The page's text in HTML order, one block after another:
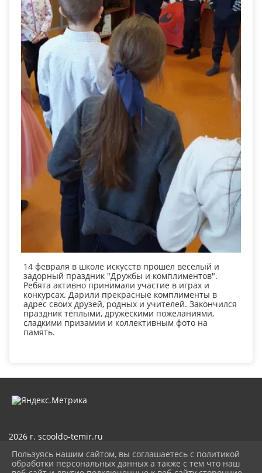
14 февраля в школе искусств прошёл весёлый и
задорный праздник "Дружбы и комплиментов".
Ребята активно принимали участие в играх и
конкурсах. Дарили прекрасные комплименты в
адрес своих друзей, родных и учителей. Закончился
праздник тёплыми, дружескими пожеланиями,
сладкими призамии и коллективным фото на
память.
2026 г. scooldo-temir.ru
Карта сайта
Политика обработки персональных данных
Пользуясь нашим сайтом, вы соглашаетесь с политикой
обработки персональных данных а также с тем что наш